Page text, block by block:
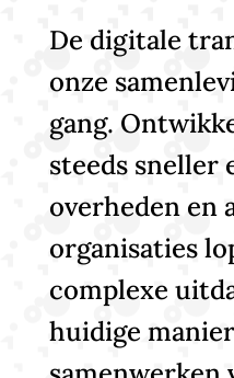
De digitale
onze
gang.
steeds sneller
overheden en
organisaties
complexe
huidige